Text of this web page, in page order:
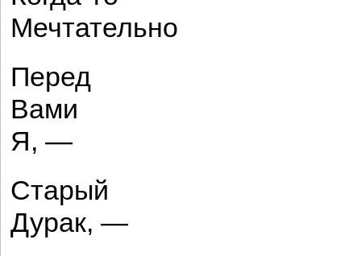
Мечтательно
Перед
Вами
Я, —
Старый
Дурак, —